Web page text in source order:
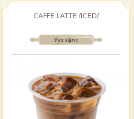
Уух зүйлс
CAFFE LATTE /ICED/